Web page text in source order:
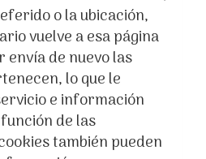
o la ubicación,
vuelve a esa página
envía de nuevo las
lo que le
e información
de las
también pueden